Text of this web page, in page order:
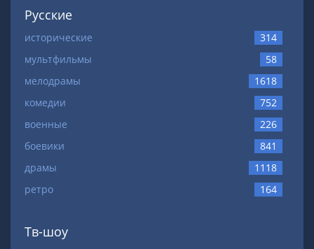
Русские
исторические
314
мультфильмы
58
мелодрамы
1618
комедии
752
военные
226
боевики
841
драмы
1118
ретро
164
Тв-шоу